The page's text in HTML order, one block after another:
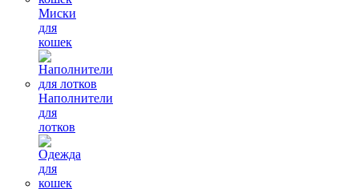
Миски
для
кошек
Наполнители
для
лотков